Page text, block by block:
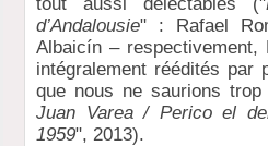
d’Andalousie" : Rafael
Albaicín –
intégralement réédités par
que nous ne saurions
Juan Varea / Perico el
1959", 2013).